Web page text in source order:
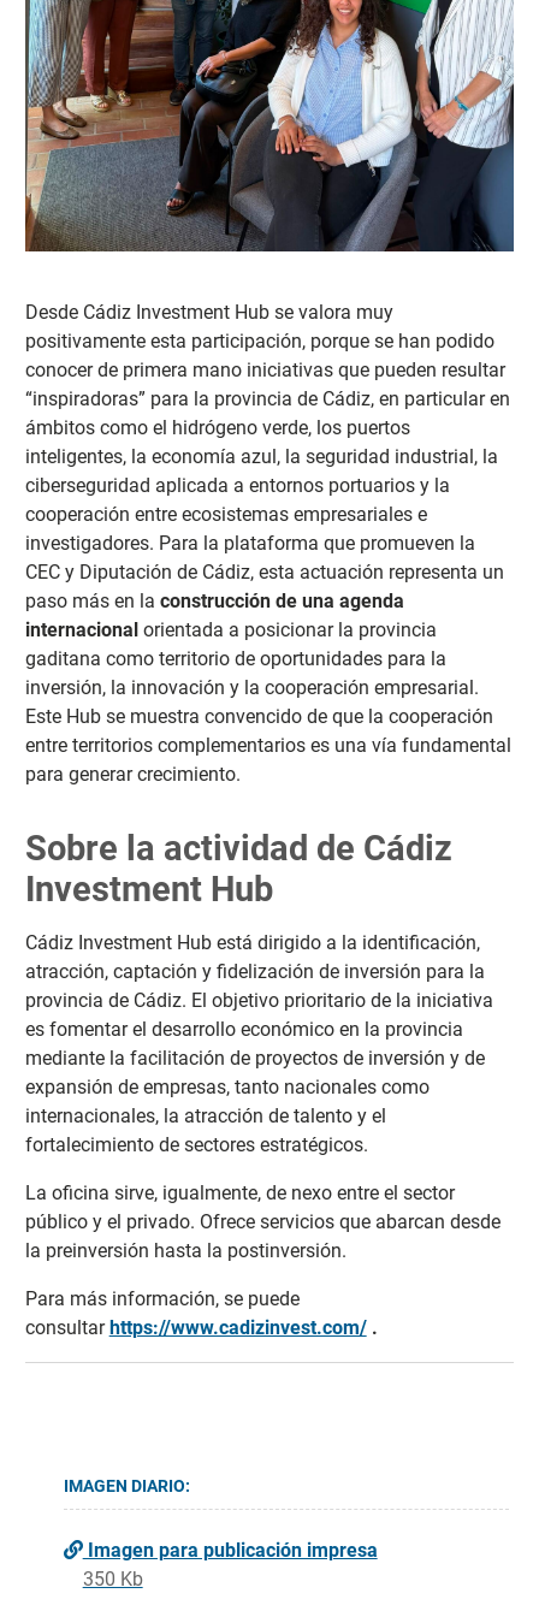
Desde Cádiz Investment Hub se valora muy
positivamente esta participación, porque se han podido
conocer de primera mano iniciativas que pueden resultar
“inspiradoras” para la provincia de Cádiz, en particular en
ámbitos como el hidrógeno verde, los puertos
inteligentes, la economía azul, la seguridad industrial, la
ciberseguridad aplicada a entornos portuarios y la
cooperación entre ecosistemas empresariales e
investigadores. Para la plataforma que promueven la
CEC y Diputación de Cádiz, esta actuación representa un
paso más en la construcción de una agenda
internacionalorientada a posicionar la provincia
gaditana como territorio de oportunidades para la
inversión, la innovación y la cooperación empresarial.
Este Hub se muestra convencido de que la cooperación
entre territorios complementarios es una vía fundamental
para generar crecimiento.
Sobre la actividad de Cádiz
Investment Hub
Cádiz Investment Hub está dirigido a la identificación,
atracción, captación y fidelización de inversión para la
provincia de Cádiz. El objetivo prioritario de la iniciativa
es fomentar el desarrollo económico en la provincia
mediante la facilitación de proyectos de inversión y de
expansión de empresas, tanto nacionales como
internacionales, la atracción de talento y el
fortalecimiento de sectores estratégicos.
La oficina sirve, igualmente, de nexo entre el sector
público y el privado. Ofrece servicios que abarcan desde
la preinversión hasta la postinversión.
Para más información, se puede
consultarhttps://www.cadizinvest.com/.
IMAGEN DIARIO:
Imagen para publicación impresa
350 Kb